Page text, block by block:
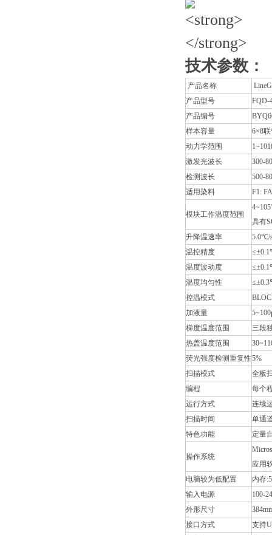
技术参数：
产品名称
产品型号
FQD-
产品编号
样本容量
6×8
动力学范围
激发光波长
300-
检测波长
500-
适用染料
F1:
模块工作温度范围
具有
升降温速率
5.0℃/
温控精度
温度波动度
温度均匀性
控温模式
加液量
梯度温度范围
三段
热盖温度范围
荧光强度检测重复性5%
扫描模式
全板
编程
每个
运行方式
连续
扫描时间
单通
特色功能
定量
操作系统
应用
电脑较为低配置
内存
输入电源
100-
外形尺寸
接口方式
支持